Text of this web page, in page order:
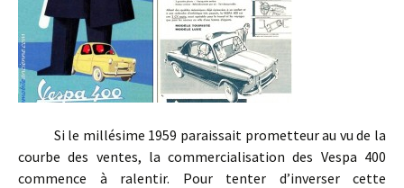
Si le millésime 1959 paraissait prometteur au vu de la
courbe des ventes, la commercialisation des Vespa 400
commence à ralentir. Pour tenter d’inverser cette